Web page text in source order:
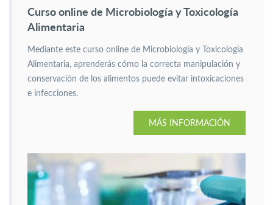
Curso online de Microbiología y Toxicología
Alimentaria
Mediante este curso online de Microbiología y Toxicología
Alimentaria, aprenderás cómo la correcta manipulación y
conservación de los alimentos puede evitar intoxicaciones
e infecciones.
MÁS INFORMACIÓN